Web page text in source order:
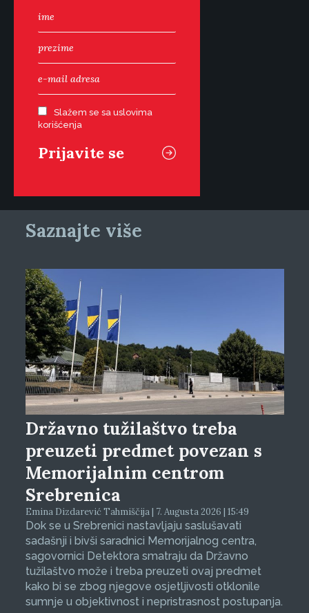
Slažem se sa uslovima
korišćenja
Saznajte više
Državno tužilaštvo treba
preuzeti predmet povezan s
Memorijalnim centrom
Srebrenica
Emina Dizdarević Tahmiščija | 7. Augusta 2026 | 15:49
Dok se u Srebrenici nastavljaju saslušavati
sadašnji i bivši saradnici Memorijalnog centra,
sagovornici Detektora smatraju da Državno
tužilaštvo može i treba preuzeti ovaj predmet
kako bi se zbog njegove osjetljivosti otklonile
sumnje u objektivnost i nepristrasnost postupanja.